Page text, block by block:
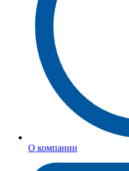
О компании